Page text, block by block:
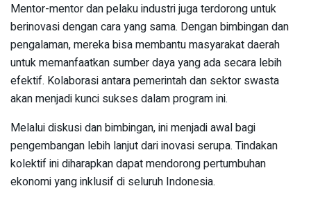
Mentor-mentor dan pelaku industri juga terdorong untuk
berinovasi dengan cara yang sama. Dengan bimbingan dan
pengalaman, mereka bisa membantu masyarakat daerah
untuk memanfaatkan sumber daya yang ada secara lebih
efektif. Kolaborasi antara pemerintah dan sektor swasta
akan menjadi kunci sukses dalam program ini.
Melalui diskusi dan bimbingan, ini menjadi awal bagi
pengembangan lebih lanjut dari inovasi serupa. Tindakan
kolektif ini diharapkan dapat mendorong pertumbuhan
ekonomi yang inklusif di seluruh Indonesia.